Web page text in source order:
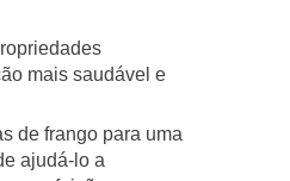
mais saudável e
de frango para uma
ajudá-lo a